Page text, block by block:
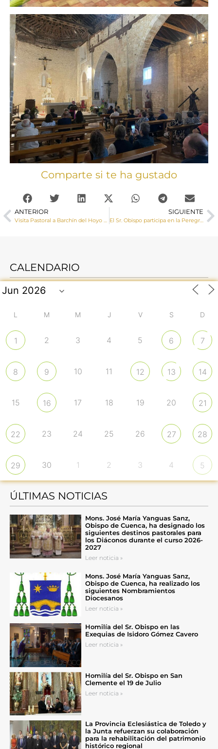
Comparte si te ha gustado
ANTERIOR
Visita Pastoral a Barchín del Hoyo y Valera de Abajo de Mons. José María Yanguas
SIGUIENTE
El Sr. Obispo participa en la Peregrinación Diocesana + Misión 2023
CALENDARIO
L M M J V S D
1 2 3 4 5 6 7
8 9 10 11 12 13 14
15 16 17 18 19 20 21
22 23 24 25 26 27 28
29 30 1 2 3 4 5
ÚLTIMAS NOTICIAS
Mons. José María Yanguas Sanz,
Obispo de Cuenca, ha designado los
siguientes destinos pastorales para
los Diáconos durante el curso 2026-
2027
Leer noticia »
Mons. José María Yanguas Sanz,
Obispo de Cuenca, ha realizado los
siguientes Nombramientos
Diocesanos
Leer noticia »
Homilía del Sr. Obispo en las
Exequias de Isidoro Gómez Cavero
Leer noticia »
Homilía del Sr. Obispo en San
Clemente el 19 de Julio
Leer noticia »
La Provincia Eclesiástica de Toledo y
la Junta refuerzan su colaboración
para la rehabilitación del patrimonio
histórico regional